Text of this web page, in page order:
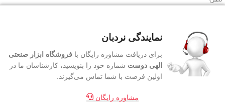
نمایندگی نردبان
برای دریافت مشاوره رایگان با فروشگاه ابزار صنعتی
الهی دوست شماره خود را بنویسید، کارشناسان ما در
اولین فرصت با شما تماس می‌گیرند.
مشاوره رایگان